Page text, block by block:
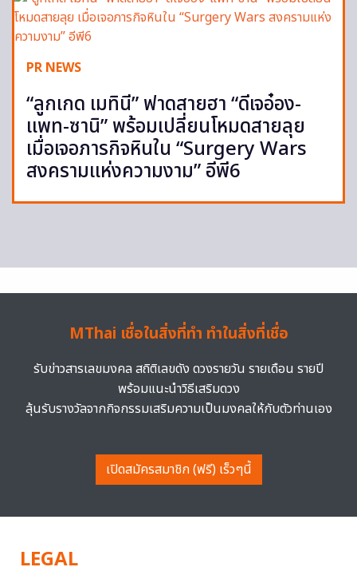
PR NEWS
“ลูกเกด เมทินี” ฟาดสายฮา “ดีเจอ๋อง-
แพท-ซานิ” พร้อมเปลี่ยนโหมดสายลุย
เมื่อเจอภารกิจหินใน “Surgery Wars
สงครามแห่งความงาม” อีพี6
MThai เชื่อในสิ่งที่ทำ ทำในสิ่งที่เชื่อ
รับข่าวสารเลขมงคล สถิติเลขดัง ดวงรายวัน รายเดือน รายปี
พร้อมแนะนำวิธีเสริมดวง
ลุ้นรับรางวัลจากกิจกรรมเสริมความเป็นมงคลให้กับตัวท่านเอง
เปิดสมัครสมาชิก (ฟรี) เร็วๆนี้
LEGAL